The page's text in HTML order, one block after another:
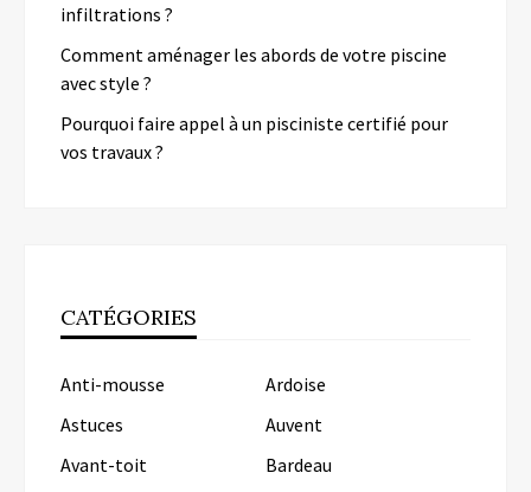
infiltrations ?
Comment aménager les abords de votre piscine
avec style ?
Pourquoi faire appel à un pisciniste certifié pour
vos travaux ?
CATÉGORIES
Anti-mousse
Ardoise
Astuces
Auvent
Avant-toit
Bardeau